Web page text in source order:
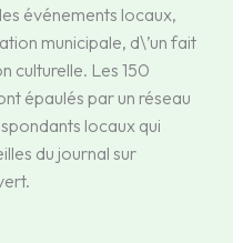
événements locaux,
municipale, d\’un fait
culturelle. Les 150
épaulés par un réseau
locaux qui
du journal sur